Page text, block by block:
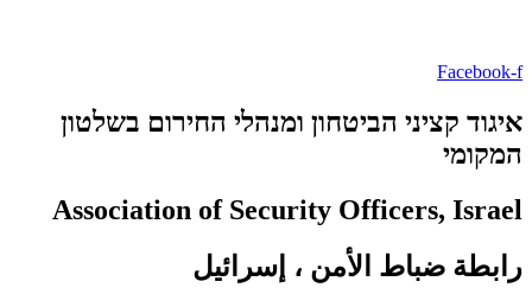
Facebook-f
איגוד קציני הביטחון ומנהלי החירום בשלטון
המקומי
Association of Security Officers, Israel
رابطة ضباط الأمن ، إسرائيل